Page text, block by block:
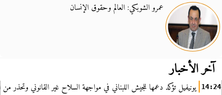
عمرو الشوبكي: العالم وحقوق الإنسان
آخر الأخبار
14:24 يونيفيل تؤكد دعمها للجيش اللبناني في مواجهة السلاح غير القانوني وتحذر من